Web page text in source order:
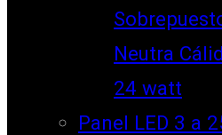
Neutra
24 watt
Panel LED 3 a